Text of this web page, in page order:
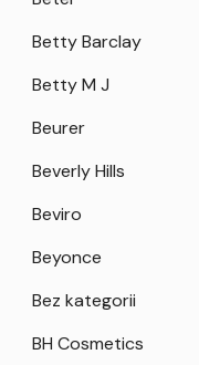
Betty Barclay
Betty M J
Beurer
Beverly Hills
Beviro
Beyonce
Bez kategorii
BH Cosmetics